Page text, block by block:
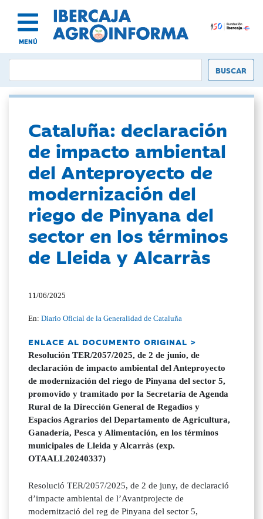
MENÚ
Cataluña: declaración
de impacto ambiental
del Anteproyecto de
modernización del
riego de Pinyana del
sector en los términos
de Lleida y Alcarràs
11/06/2025
En:Diario Oficial de la Generalidad de Cataluña
ENLACE AL DOCUMENTO ORIGINAL >
Resolución TER/2057/2025, de 2 de junio, de
declaración de impacto ambiental del Anteproyecto
de modernización del riego de Pinyana del sector 5,
promovido y tramitado por la Secretaría de Agenda
Rural de la Dirección General de Regadíos y
Espacios Agrarios del Departamento de Agricultura,
Ganadería, Pesca y Alimentación, en los términos
municipales de Lleida y Alcarràs (exp.
OTAALL20240337)
Resolució TER/2057/2025, de 2 de juny, de declaració
d’impacte ambiental de l’Avantprojecte de
modernització del reg de Pinyana del sector 5,